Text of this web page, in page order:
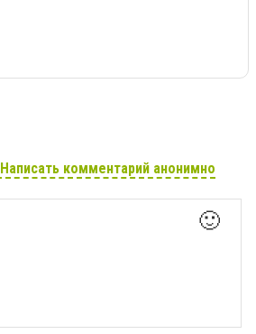
Написать комментарий анонимно
🙂